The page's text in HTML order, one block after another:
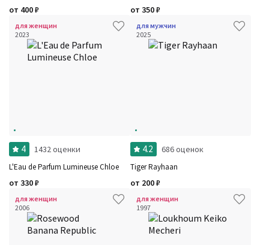
Сбросить все
от 400₽ от 350₽
для женщин
2023
4 1432 оценки
L'Eau de Parfum Lumineuse Chloe
от 330₽
для мужчин
2025
4.2 686 оценок
Tiger Rayhaan
от 200₽
для женщин
2006
для женщин
1997